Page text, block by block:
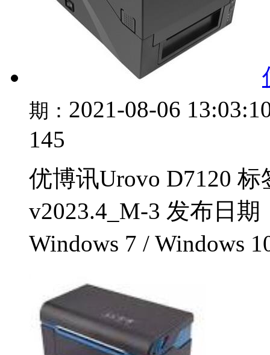
期： 2021-08-06
145
优博讯Urovo D7120
v2023.4_M-3 发布日
Windows 7 / Windows